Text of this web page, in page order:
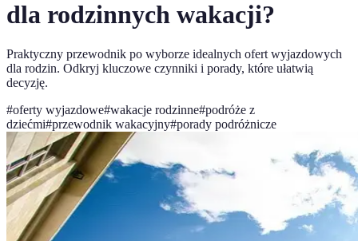
dla rodzinnych wakacji?
Praktyczny przewodnik po wyborze idealnych ofert wyjazdowych
dla rodzin. Odkryj kluczowe czynniki i porady, które ułatwią
decyzję.
#oferty wyjazdowe#wakacje rodzinne#podróże z
dziećmi#przewodnik wakacyjny#porady podróżnicze